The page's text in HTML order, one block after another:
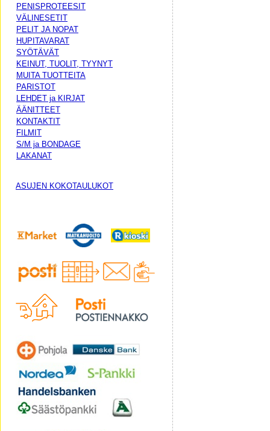
PENISPROTEESIT
VÄLINESETIT
PELIT JA NOPAT
HUPITAVARAT
SYÖTÄVÄT
KEINUT, TUOLIT, TYYNYT
MUITA TUOTTEITA
PARISTOT
LEHDET ja KIRJAT
ÄÄNITTEET
KONTAKTIT
FILMIT
S/M ja BONDAGE
LAKANAT
ASUJEN KOKOTAULUKOT